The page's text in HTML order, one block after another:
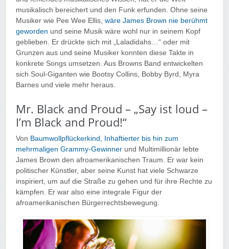
musikalisch bereichert und den Funk erfunden. Ohne seine
Musiker wie Pee Wee Ellis, wäre James Brown nie berühmt
geworden und seine Musik wäre wohl nur in seinem Kopf
geblieben. Er drückte sich mit „Laladidahs…“ oder mit
Grunzen aus und seine Musiker konnten diese Takte in
konkrete Songs umsetzen. Aus Browns Band entwickelten
sich Soul-Giganten wie Bootsy Collins, Bobby Byrd, Myra
Barnes und viele mehr heraus.
Mr. Black and Proud – „Say ist loud –
I’m Black and Proud!“
Von Baumwollpflückerkind, Inhaftierter bis hin zum
mehrmaligen Grammy-Gewinner und Multimillionär lebte
James Brown den afroamerikanischen Traum. Er war kein
politischer Künstler, aber seine Kunst hat viele Schwarze
inspiriert, um auf die Straße zu gehen und für ihre Rechte zu
kämpfen. Er war also eine integrale Figur der
afroamerikanischen Bürgerrechtsbewegung.